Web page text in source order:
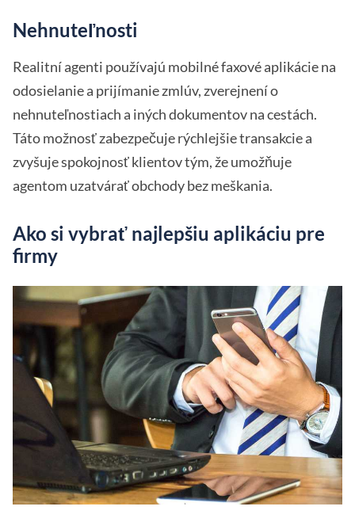
Nehnuteľnosti
Realitní agenti používajú mobilné faxové aplikácie na
odosielanie a prijímanie zmlúv, zverejnení o
nehnuteľnostiach a iných dokumentov na cestách.
Táto možnosť zabezpečuje rýchlejšie transakcie a
zvyšuje spokojnosť klientov tým, že umožňuje
agentom uzatvárať obchody bez meškania.
Ako si vybrať najlepšiu aplikáciu pre
firmy